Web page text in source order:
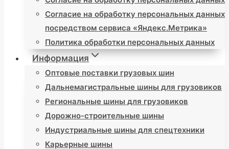
Согласие на обработку персональных данных
посредством сервиса «Яндекс.Метрика»
Политика обработки персональных данных
Информация
Оптовые поставки грузовых шин
Дальнемагистральные шины для грузовиков
Региональные шины для грузовиков
Дорожно-строительные шины
Индустриальные шины для спецтехники
Карьерные шины